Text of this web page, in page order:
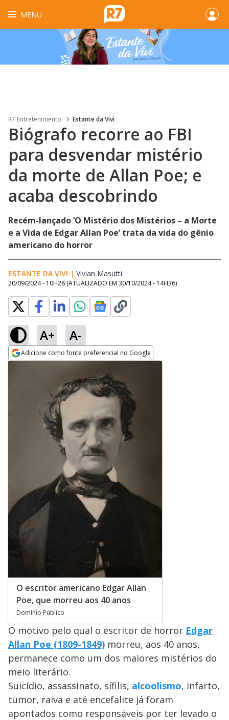
MENU
R7 Entretenimento Estante da Vivi
Biógrafo recorre ao FBI
para desvendar mistério
da morte de Allan Poe; e
acaba descobrindo
Recém-lançado ‘O Mistério dos Mistérios – a Morte
e a Vida de Edgar Allan Poe’ trata da vida do gênio
americano do horror
ESTANTE DA VIVI | Vivian Masutti
20/09/2024 - 10H28 (ATUALIZADO EM 30/10/2024 - 14H36)
A+ A-
Adicione como fonte preferencial no Google
O escritor americano Edgar Allan
Poe, que morreu aos 40 anos
Domínio Público
O motivo pelo qual o escritor de horror Edgar
Allan Poe (1809-1849) morreu, aos 40 anos,
permanece como um dos maiores mistérios do
meio literário.
Suicídio, assassinato, sífilis, alcoolismo, infarto,
tumor, raiva e até encefalite já foram
apontados como responsáveis por ter levado o